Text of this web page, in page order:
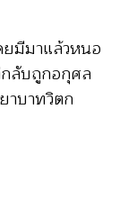
ยมีมาแล้วหนอ
กลับถูกอกุศล
าบาทวิตก